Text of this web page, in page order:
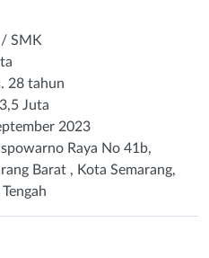
SMK
28 tahun
Juta
2023
Raya No 41b,
Barat , Kota Semarang,